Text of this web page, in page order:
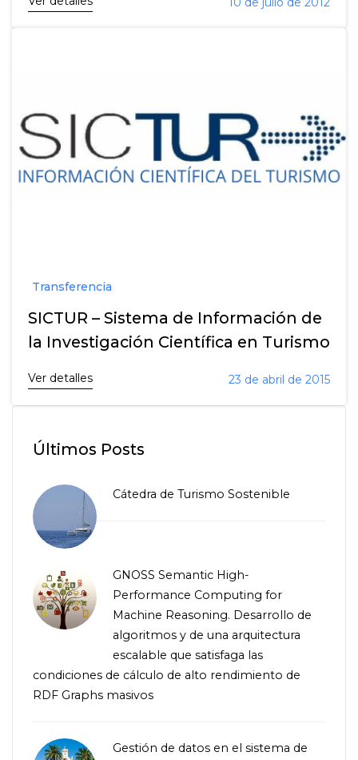
Transferencia
SICTUR – Sistema de Información de
la Investigación Científica en Turismo
Ver detalles 23 de abril de 2015
Últimos Posts
Cátedra de Turismo Sostenible
GNOSS Semantic High-
Performance Computing for
Machine Reasoning. Desarrollo de
algoritmos y de una arquitectura
escalable que satisfaga las
condiciones de cálculo de alto rendimiento de
RDF Graphs masivos
Gestión de datos en el sistema de